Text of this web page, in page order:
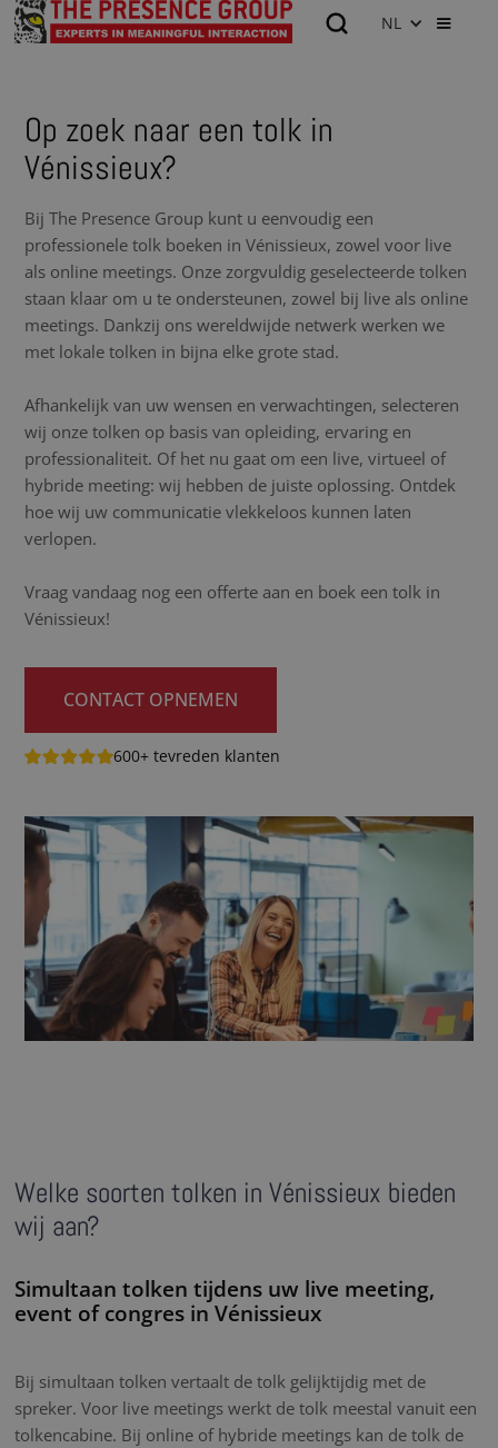
NL
Op zoek naar een tolk in
Vénissieux?
Bij The Presence Group kunt u eenvoudig een
professionele tolk boeken in Vénissieux, zowel voor live
als online meetings. Onze zorgvuldig geselecteerde tolken
staan klaar om u te ondersteunen, zowel bij live als online
meetings. Dankzij ons wereldwijde netwerk werken we
met lokale tolken in bijna elke grote stad.
Afhankelijk van uw wensen en verwachtingen, selecteren
wij onze tolken op basis van opleiding, ervaring en
professionaliteit. Of het nu gaat om een live, virtueel of
hybride meeting: wij hebben de juiste oplossing. Ontdek
hoe wij uw communicatie vlekkeloos kunnen laten
verlopen.
Vraag vandaag nog een offerte aan en boek een tolk in
Vénissieux!
CONTACT OPNEMEN
600+ tevreden klanten
Welke soorten tolken in Vénissieux bieden
wij aan?
Simultaan tolken tijdens uw live meeting,
event of congres in Vénissieux
Bij simultaan tolken vertaalt de tolk gelijktijdig met de
spreker. Voor live meetings werkt de tolk meestal vanuit een
tolkencabine. Bij online of hybride meetings kan de tolk de